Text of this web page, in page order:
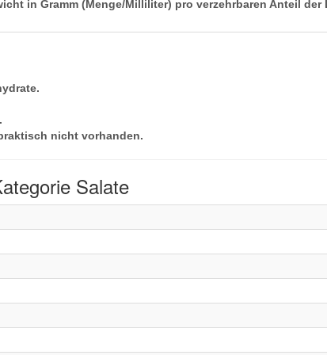
in Gramm (Menge/Milliliter) pro verzehrbaren Anteil der
nicht vorhanden.
Salate